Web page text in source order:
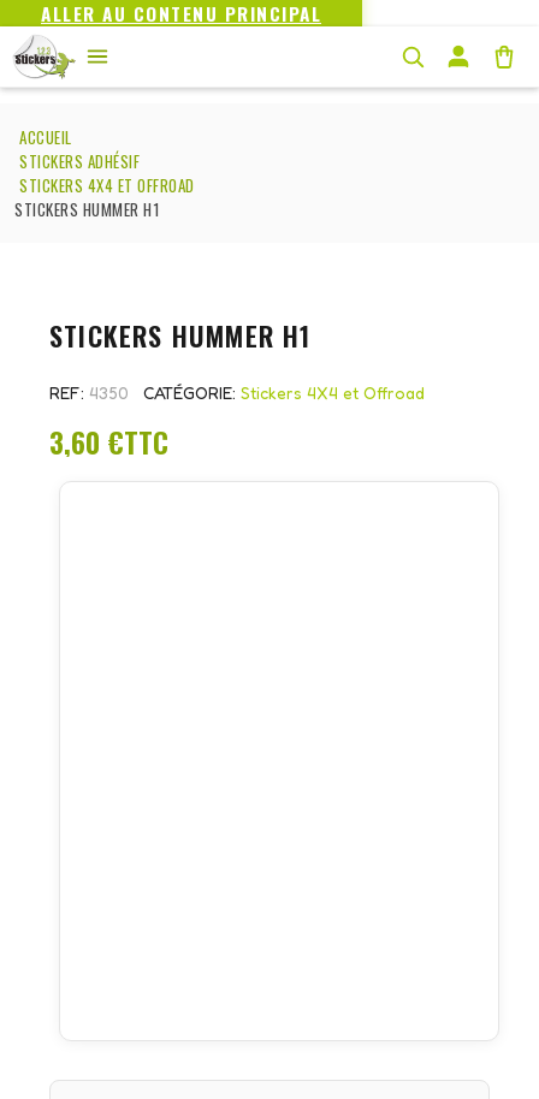
ALLER AU CONTENU PRINCIPAL
ACCUEIL
STICKERS ADHÉSIF
STICKERS 4X4 ET OFFROAD
STICKERS HUMMER H1
STICKERS HUMMER H1
REF 4350 CATÉGORIE Stickers 4X4 et Offroad
3,60 €TTC